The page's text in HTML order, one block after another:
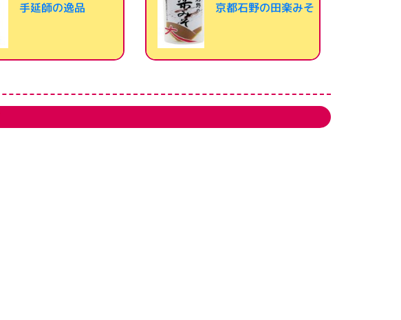
手延師の逸品 京都石野の田楽みそ